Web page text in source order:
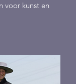
voor kunst en